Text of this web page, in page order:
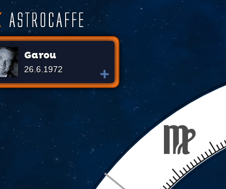
Garou
26.6.1972